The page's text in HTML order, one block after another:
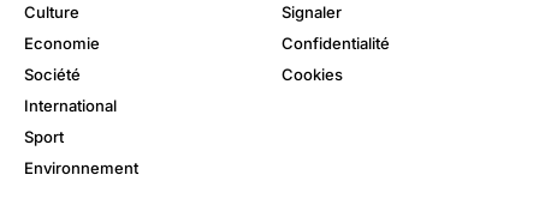
Culture
Economie
Société
International
Sport
Environnement
Signaler
Confidentialité
Cookies